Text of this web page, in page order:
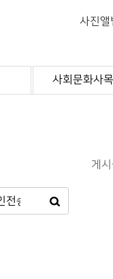
사진앨
사회문화사목
게